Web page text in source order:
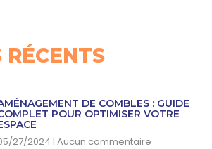
RÉCENTS
DE COMBLES : GUIDE
POUR OPTIMISER VOTRE
27/2024 Aucun commentaire